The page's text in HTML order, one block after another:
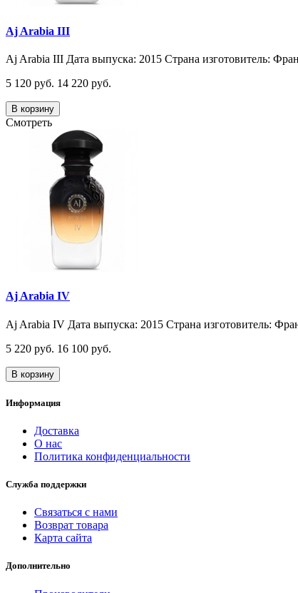
Aj Arabia III
Aj Arabia III Дата выпуска: 2015 Страна изготовитель:
5 120 руб. 14 220 руб.
В корзину
Смотреть
Aj Arabia IV
Aj Arabia IV Дата выпуска: 2015 Страна изготовитель:
5 220 руб. 16 100 руб.
В корзину
Информация
Доставка
О нас
Политика конфиденциальности
Служба поддержки
Связаться с нами
Возврат товара
Карта сайта
Дополнительно